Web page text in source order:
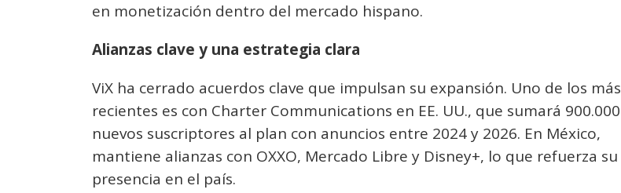
en monetización dentro del mercado hispano.
Alianzas clave y una estrategia clara
ViX ha cerrado acuerdos clave que impulsan su expansión. Uno de los más
recientes es con Charter Communications en EE. UU., que sumará 900.000
nuevos suscriptores al plan con anuncios entre 2024 y 2026. En México,
mantiene alianzas con OXXO, Mercado Libre y Disney+, lo que refuerza su
presencia en el país.